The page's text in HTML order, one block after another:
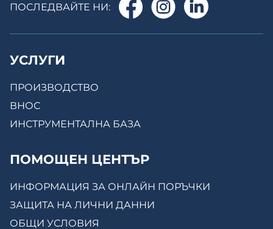
ПОСЛЕДВАЙТЕ НИ:
УСЛУГИ
ПРОИЗВОДСТВО
ВНОС
ИНСТРУМЕНТАЛНА БАЗА
ПОМОЩЕН ЦЕНТЪР
ИНФОРМАЦИЯ ЗА ОНЛАЙН ПОРЪЧКИ
ЗАЩИТА НА ЛИЧНИ ДАННИ
ОБЩИ УСЛОВИЯ